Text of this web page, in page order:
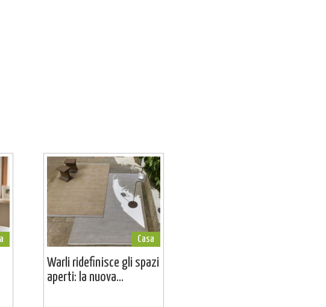
Casa
Warli ridefinisce gli spazi
aperti: la nuova...